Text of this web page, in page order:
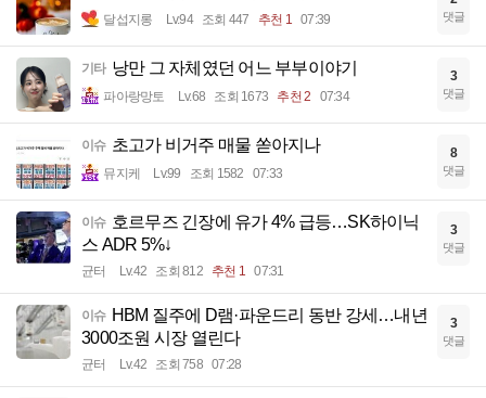
달섭지롱 Lv.94 조회 447 추천 1 07:39 댓글
기타 낭만 그 자체였던 어느 부부이야기
파아랑망토 Lv.68 조회 1673 추천 2 07:34
3
댓글
이슈 초고가 비거주 매물 쏟아지나
뮤지케 Lv.99 조회 1582 07:33
8
댓글
이슈 호르무즈 긴장에 유가 4% 급등…SK하이닉
스 ADR 5%↓
균터 Lv.42 조회 812 추천 1 07:31
3
댓글
이슈 HBM 질주에 D램·파운드리 동반 강세…내년
3000조원 시장 열린다
균터 Lv.42 조회 758 07:28
3
댓글